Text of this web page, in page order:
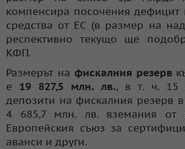
компенсира посочения дефицит
средства от ЕС (в размер на
респективно текущо ще
КФП.
Размерът на фискалния резерв
е 19 827,5 млн. лв., в т. ч. 15
депозити на фискалния резерв
4 685,7 млн. лв. вземания от
Европейския съюз за
аванси и други.